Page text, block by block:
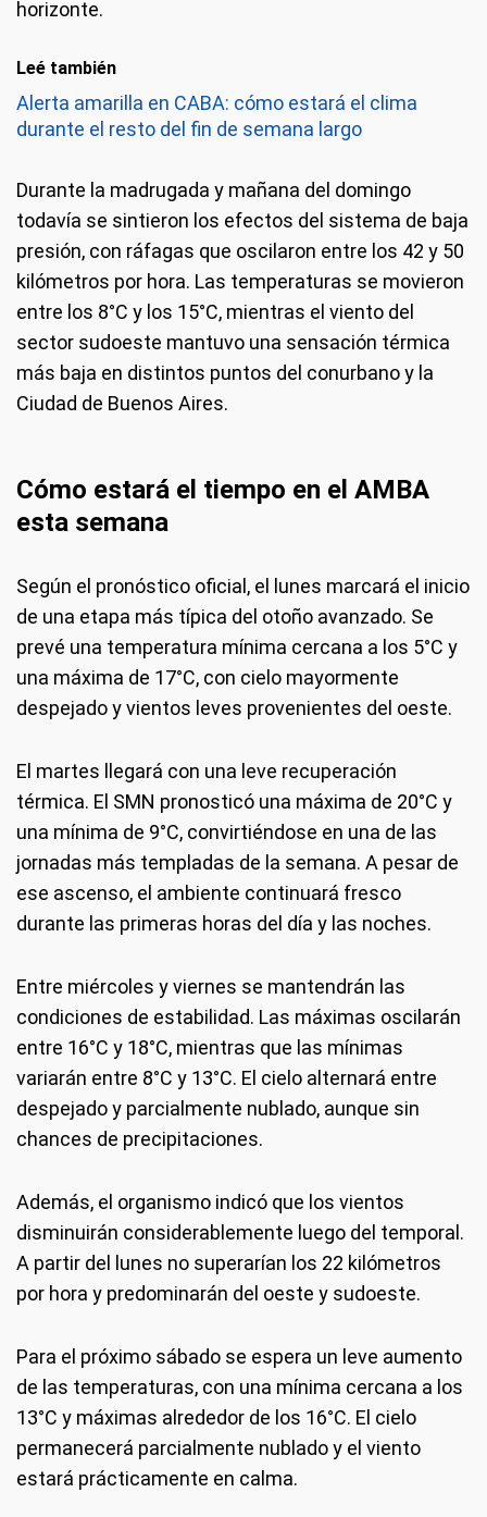
horizonte.
Leé también
Alerta amarilla en CABA: cómo estará el clima
durante el resto del fin de semana largo
Durante la madrugada y mañana del domingo
todavía se sintieron los efectos del sistema de baja
presión, con ráfagas que oscilaron entre los 42 y 50
kilómetros por hora. Las temperaturas se movieron
entre los 8°C y los 15°C, mientras el viento del
sector sudoeste mantuvo una sensación térmica
más baja en distintos puntos del conurbano y la
Ciudad de Buenos Aires.
Cómo estará el tiempo en el AMBA
esta semana
Según el pronóstico oficial, el lunes marcará el inicio
de una etapa más típica del otoño avanzado. Se
prevé una temperatura mínima cercana a los 5°C y
una máxima de 17°C, con cielo mayormente
despejado y vientos leves provenientes del oeste.
El martes llegará con una leve recuperación
térmica. El SMN pronosticó una máxima de 20°C y
una mínima de 9°C, convirtiéndose en una de las
jornadas más templadas de la semana. A pesar de
ese ascenso, el ambiente continuará fresco
durante las primeras horas del día y las noches.
Entre miércoles y viernes se mantendrán las
condiciones de estabilidad. Las máximas oscilarán
entre 16°C y 18°C, mientras que las mínimas
variarán entre 8°C y 13°C. El cielo alternará entre
despejado y parcialmente nublado, aunque sin
chances de precipitaciones.
Además, el organismo indicó que los vientos
disminuirán considerablemente luego del temporal.
A partir del lunes no superarían los 22 kilómetros
por hora y predominarán del oeste y sudoeste.
Para el próximo sábado se espera un leve aumento
de las temperaturas, con una mínima cercana a los
13°C y máximas alrededor de los 16°C. El cielo
permanecerá parcialmente nublado y el viento
estará prácticamente en calma.